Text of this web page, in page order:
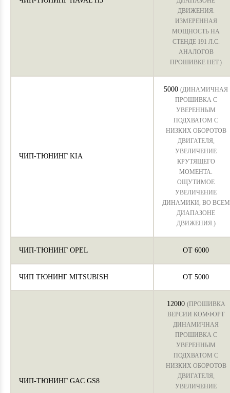
ДВИЖЕНИЯ.
ИЗМЕРЕННАЯ
МОЩНОСТЬ НА
СТЕНДЕ 191 Л.С.
АНАЛОГОВ
ПРОШИВКЕ НЕТ.)
ЧИП-ТЮНИНГ KIA
5000 (ДИНАМИЧНАЯ
ПРОШИВКА С
УВЕРЕННЫМ
ПОДХВАТОМ С
НИЗКИХ ОБОРОТОВ
ДВИГАТЕЛЯ,
УВЕЛИЧЕНИЕ
КРУТЯЩЕГО
МОМЕНТА.
ОЩУТИМОЕ
УВЕЛИЧЕНИЕ
ДИНАМИКИ, ВО ВСЕМ
ДИАПАЗОНЕ
ДВИЖЕНИЯ.)
ЧИП-ТЮНИНГ OPEL ОТ 6000
ЧИП ТЮНИНГ MITSUBISH ОТ 5000
ЧИП-ТЮНИНГ GAC GS8
12000 (ПРОШИВКА
ВЕРСИИ КОМФОРТ
ДИНАМИЧНАЯ
ПРОШИВКА С
УВЕРЕННЫМ
ПОДХВАТОМ С
НИЗКИХ ОБОРОТОВ
ДВИГАТЕЛЯ,
УВЕЛИЧЕНИЕ